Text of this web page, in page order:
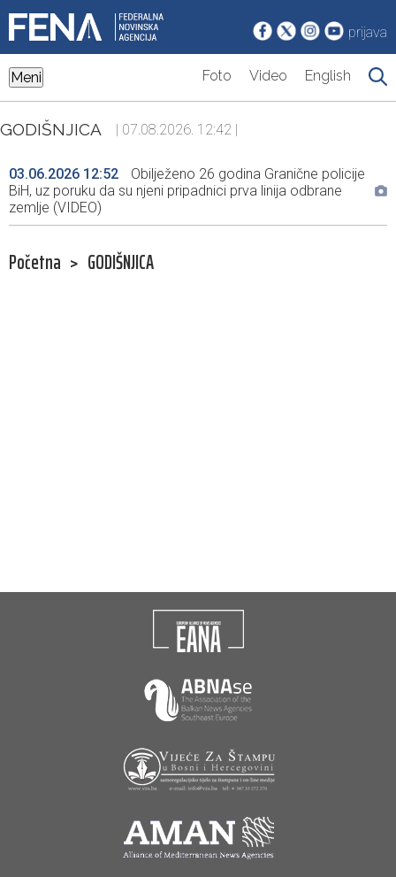
prijava
Meni Foto Video English
GODIŠNJICA | 07.08.2026. 12:42 |
03.06.2026 12:52
Obilježeno 26 godina Granične policije
BiH, uz poruku da su njeni pripadnici prva linija odbrane
zemlje (VIDEO)
Početna > GODIŠNJICA